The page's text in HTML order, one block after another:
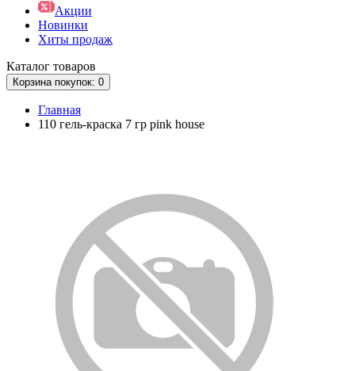
Акции
Новинки
Хиты продаж
Каталог товаров
Корзинапокупок: 0
Главная
110 гель-краска 7 гр pink house